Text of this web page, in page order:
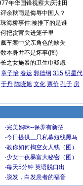
年华国锋视察大庆油田
余秋雨是侮辱中国人？
海桥事件:被推下的是谁
把贪官关进笼子里
车案中父亲角色的缺失
本身并不是坏事(图)
之女施暴的卫生巾疑虑
章子怡 春运 郭德纲 315 明星代
于丹 陈晓旭 文化 票价 孔子 房
·完美妈咪--保养有新招
·今日提供三只私幕短线黑马
·教你如何掏空女人钱（图）
·少女一夜暴富大秘密（图）
·每天5分钟 英语脱口出
· 脱发，白发患者的福音